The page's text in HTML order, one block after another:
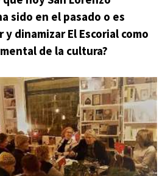
sido en el pasado o es
dinamizar El Escorial como
de la cultura?